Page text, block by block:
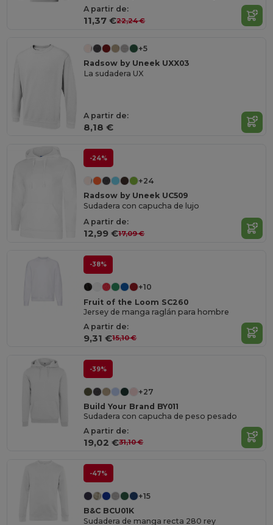
A partir de:
11,37 €22,24 €
+5
Radsow by Uneek UXX03
La sudadera UX
A partir de:
8,18 €
-24%
+24
Radsow by Uneek UC509
Sudadera con capucha de lujo
A partir de:
12,99 €17,09 €
-38%
+10
Fruit of the Loom SC260
Jersey de manga raglán para hombre
A partir de:
9,31 €15,10 €
-39%
+27
Build Your Brand BY011
Sudadera con capucha de peso pesado
A partir de:
19,02 €31,10 €
-47%
+15
B&C BCU01K
Sudadera de manga recta 280 rey